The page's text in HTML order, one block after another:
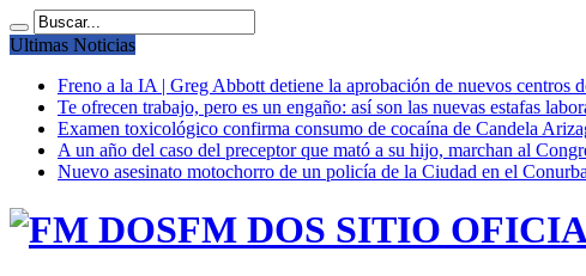
Ultimas Noticias
Freno a la IA | Greg Abbott detiene la aprobación de nuevos centros
Te ofrecen trabajo, pero es un engaño: así son las nuevas estafas
Examen toxicológico confirma consumo de cocaína de Candela
A un año del caso del preceptor que mató a su hijo, marchan al
Nuevo asesinato motochorro de un policía de la Ciudad en el
FM DOS SITIO